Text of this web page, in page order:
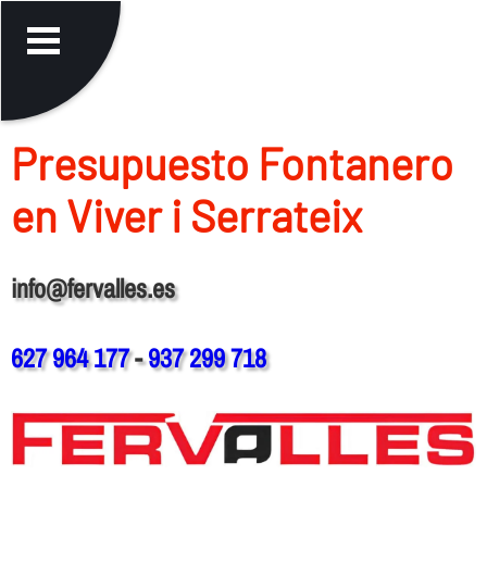
Presupuesto Fontanero
en Viver i Serrateix
info@fervalles.es
627 964 177-937 299 718